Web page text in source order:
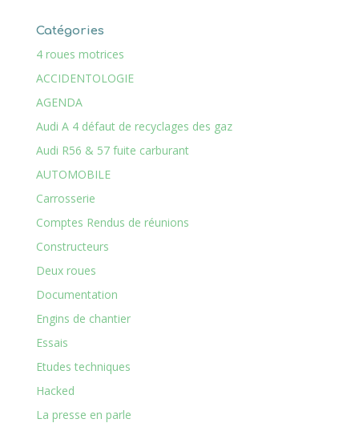
Catégories
4 roues motrices
ACCIDENTOLOGIE
AGENDA
Audi A 4 défaut de recyclages des gaz
Audi R56 & 57 fuite carburant
AUTOMOBILE
Carrosserie
Comptes Rendus de réunions
Constructeurs
Deux roues
Documentation
Engins de chantier
Essais
Etudes techniques
Hacked
La presse en parle